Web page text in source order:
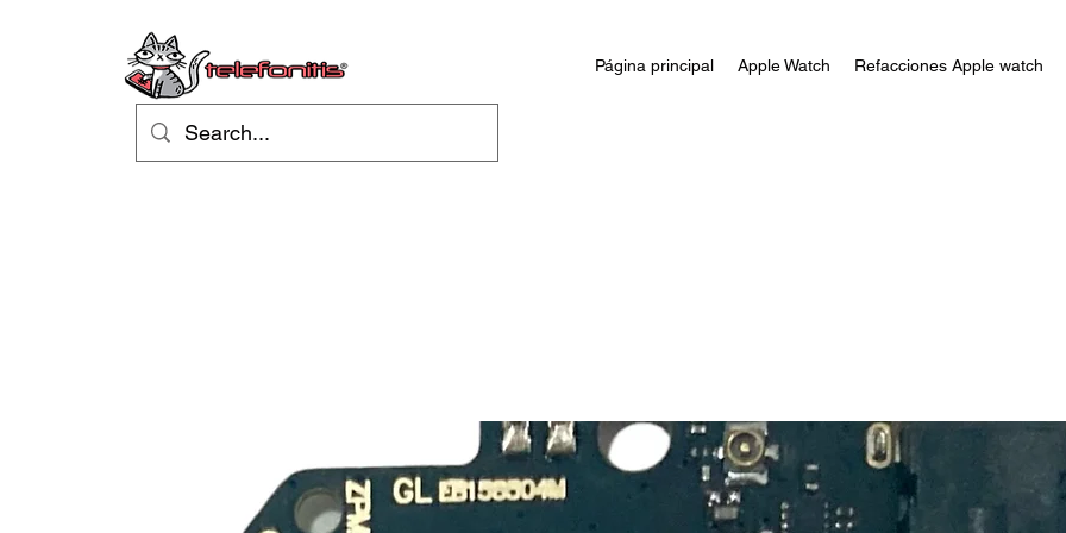
Página principal Apple Watch Refacciones Apple watch